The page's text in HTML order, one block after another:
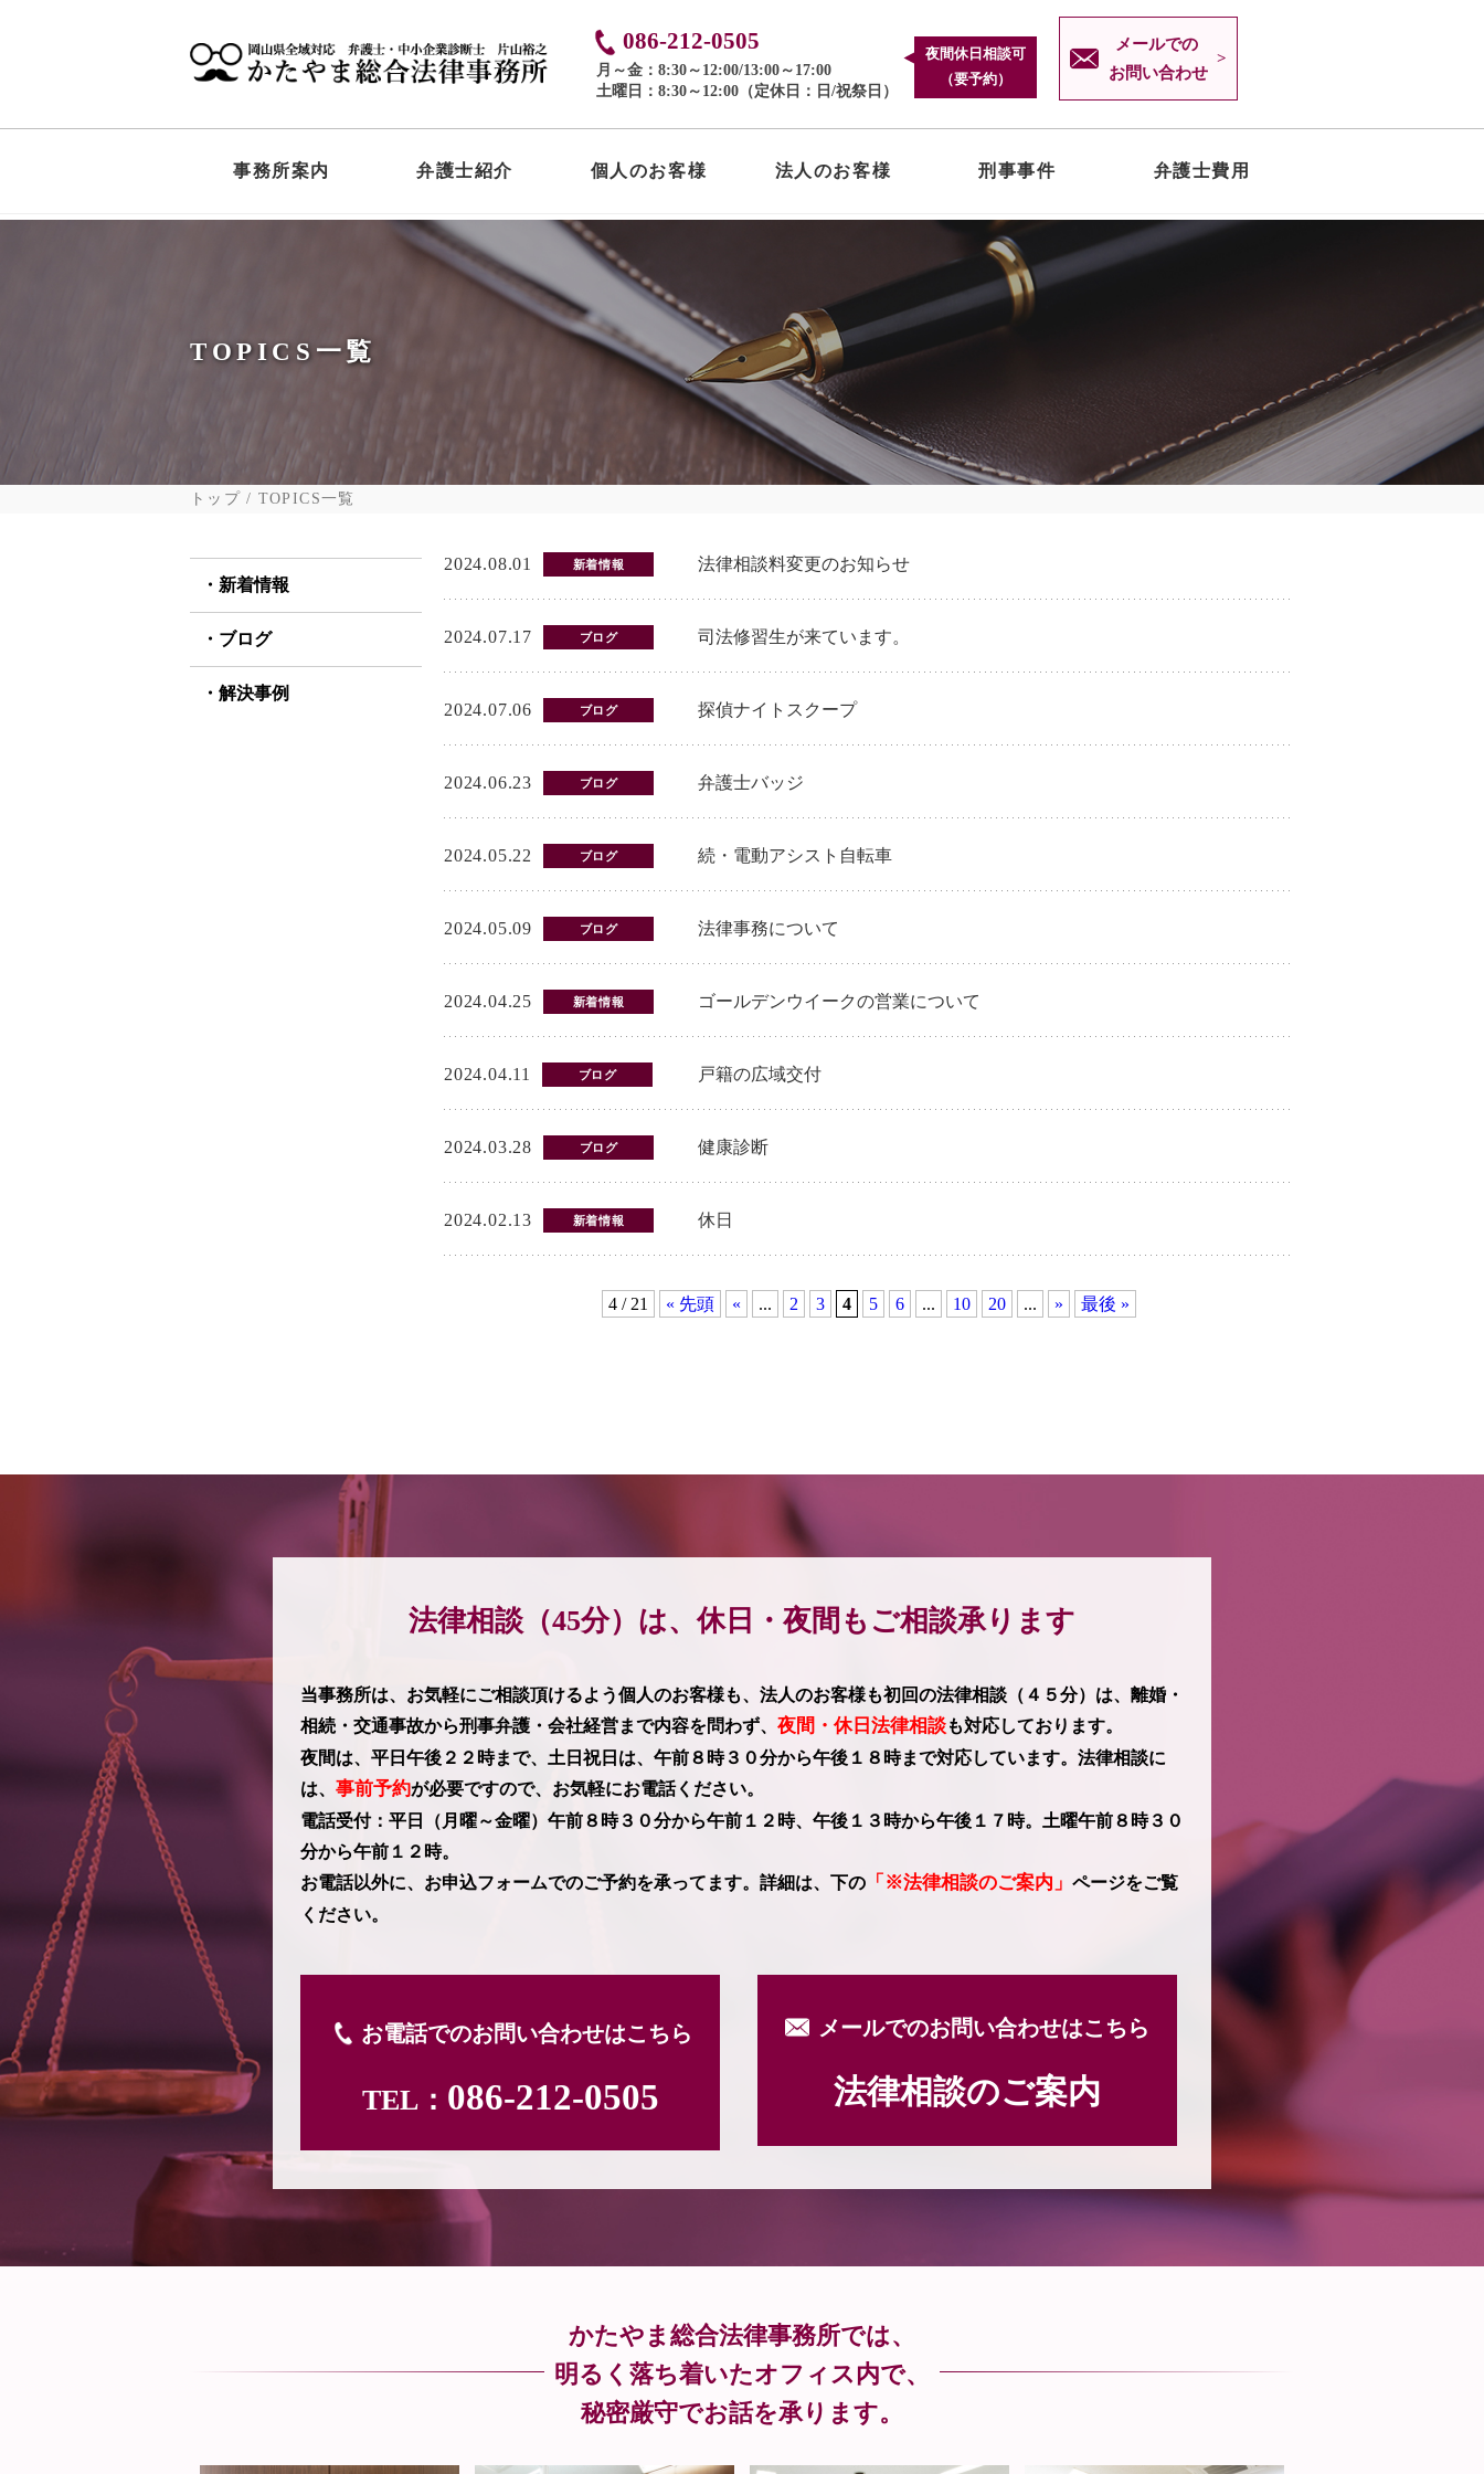
086-212-0505
月～金：8:30～12:00/13:00～17:00
土曜日：8:30～12:00（定休日：日/祝祭日）
夜間休日相談可
（要予約）
メールでの
お問い合わせ
事務所案内 弁護士紹介 個人のお客様 法人のお客様 刑事事件 弁護士費用
TOPICS一覧
トップ TOPICS一覧
2024.08.01 新着情報 法律相談料変更のお知らせ
2024.07.17 ブログ 司法修習生が来ています。
2024.07.06 ブログ 探偵ナイトスクープ
2024.06.23 ブログ 弁護士バッジ
2024.05.22 ブログ 続・電動アシスト自転車
2024.05.09 ブログ 法律事務について
2024.04.25 新着情報 ゴールデンウイークの営業について
2024.04.11 ブログ 戸籍の広域交付
2024.03.28 ブログ 健康診断
2024.02.13 新着情報 休日
4 / 21 « 先頭 « ... 2 3 4 5 6 ... 10 20 ... » 最後 »
新着情報
ブログ
解決事例
法律相談（45分）は、休日・夜間もご相談承ります
当事務所は、お気軽にご相談頂けるよう個人のお客様も、法人のお客様も初回の法律相談（４５分）は、離婚・
相続・交通事故から刑事弁護・会社経営まで内容を問わず、 夜間・休日法律相談も対応しております。
夜間は、平日午後２２時まで、土日祝日は、午前８時３０分から午後１８時まで対応しています。法律相談に
は、 事前予約が必要ですので、お気軽にお電話ください。
電話受付：平日（月曜～金曜）午前８時３０分から午前１２時、午後１３時から午後１７時。土曜午前８時３０
分から午前１２時。
お電話以外に、お申込フォームでのご予約を承ってます。詳細は、下の 「※法律相談のご案内」 ページをご覧
ください。
お電話でのお問い合わせはこちら
TEL： 086-212-0505
メールでのお問い合わせはこちら
法律相談のご案内
かたやま総合法律事務所では、
明るく落ち着いたオフィス内で、
秘密厳守でお話を承ります。